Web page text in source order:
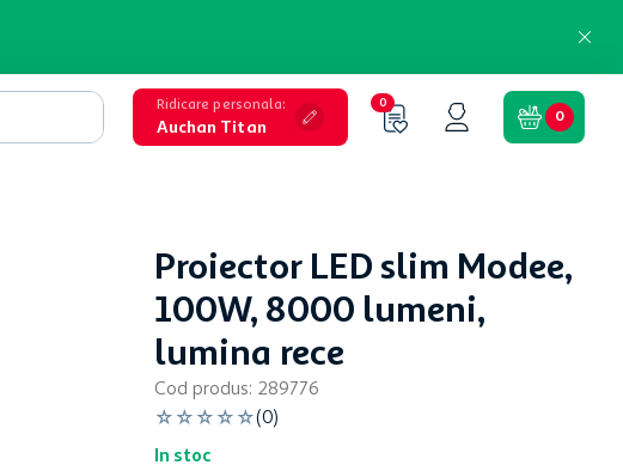
Ridicare personala:
Auchan Titan
0
0
Proiector LED slim Modee,
100W, 8000 lumeni,
lumina rece
Cod produs: 289776
☆ ☆ ☆ ☆ ☆(0)
In stoc